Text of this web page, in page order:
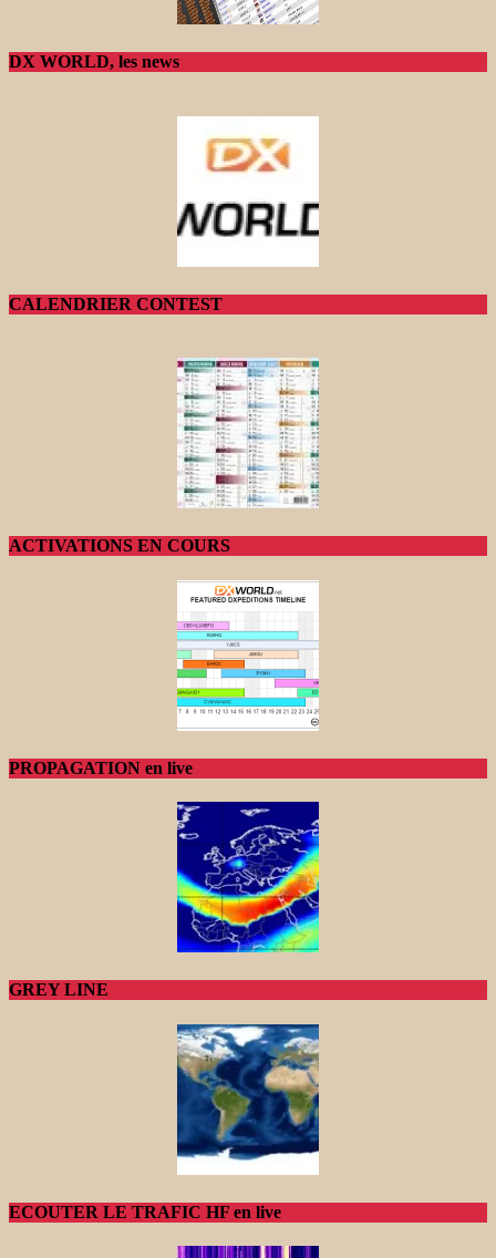
DX WORLD, les news
CALENDRIER CONTEST
ACTIVATIONS EN COURS
PROPAGATION en live
GREY LINE
ECOUTER LE TRAFIC HF en live